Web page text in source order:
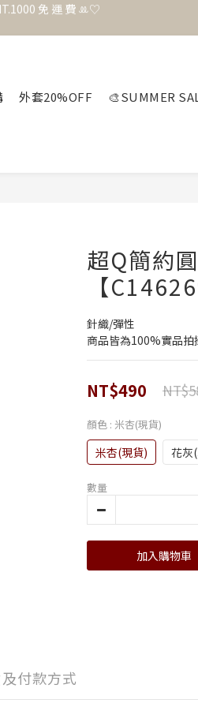
贈 50 元 購 物 金 .ᐟ.ᐟ.ᐟ
贈 50 元 購 物 金 .ᐟ.ᐟ.ᐟ
贈 50 元 購 物 金 .ᐟ.ᐟ.ᐟ
外套20%OFF 🎨SUMMER
超Q簡約
【
針織/彈性
商品皆為100%實品拍
NT$490
顏色 : 米杏(現貨)
米杏(現貨) 花灰
數量
加入購物車
付款方式